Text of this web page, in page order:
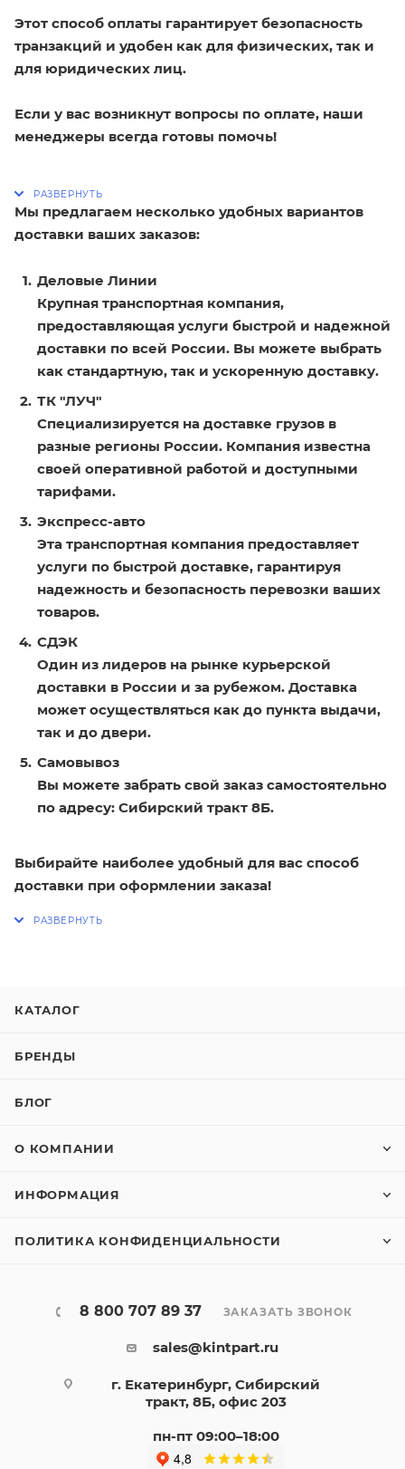
Этот способ оплаты гарантирует безопасность
транзакций и удобен как для физических, так и
для юридических лиц.
Если у вас возникнут вопросы по оплате, наши
менеджеры всегда готовы помочь!
Мы предлагаем несколько удобных вариантов
доставки ваших заказов:
Деловые Линии
Крупная транспортная компания,
предоставляющая услуги быстрой и надежной
доставки по всей России. Вы можете выбрать
как стандартную, так и ускоренную доставку.
ТК "ЛУЧ"
Специализируется на доставке грузов в
разные регионы России. Компания известна
своей оперативной работой и доступными
тарифами.
Экспресс-авто
Эта транспортная компания предоставляет
услуги по быстрой доставке, гарантируя
надежность и безопасность перевозки ваших
товаров.
СДЭК
Один из лидеров на рынке курьерской
доставки в России и за рубежом. Доставка
может осуществляться как до пункта выдачи,
так и до двери.
Самовывоз
Вы можете забрать свой заказ самостоятельно
по адресу: Сибирский тракт 8Б.
Выбирайте наиболее удобный для вас способ
доставки при оформлении заказа!
КАТАЛОГ
БРЕНДЫ
БЛОГ
О КОМПАНИИ
ИНФОРМАЦИЯ
ПОЛИТИКА КОНФИДЕНЦИАЛЬНОСТИ
8 800 707 89 37 ЗАКАЗАТЬ ЗВОНОК
sales@kintpart.ru
г. Екатеринбург, Сибирский
тракт, 8Б, офис 203
пн-пт 09:00–18:00